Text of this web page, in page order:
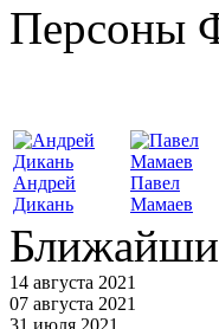
Персоны
Андрей
Дикань
Павел
Мамаев
14 августа 2021
07 августа 2021
31 июля 2021